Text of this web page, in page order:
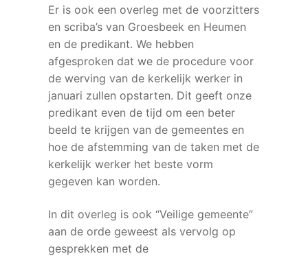
Er is ook een overleg met de voorzitters
en scriba’s van Groesbeek en Heumen
en de predikant. We hebben
afgesproken dat we de procedure voor
de werving van de kerkelijk werker in
januari zullen opstarten. Dit geeft onze
predikant even de tijd om een beter
beeld te krijgen van de gemeentes en
hoe de afstemming van de taken met de
kerkelijk werker het beste vorm
gegeven kan worden.
In dit overleg is ook “Veilige gemeente”
aan de orde geweest als vervolg op
gesprekken met de